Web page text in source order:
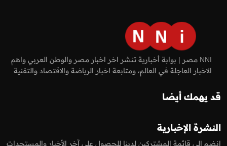
NNI مصر | بوابة أخبارية تنشر اخر اخبار مصر والوطن العربي واهم
الاخبار العاجلة في العالم، ومتابعة اخبار الرياضة والاقتصاد والتقنية.
قد يهمك أيضا
النشرة الإخبارية
انضم إلى قائمة المشتركين لدينا للحصول على آخر الأخبار والمستجدات